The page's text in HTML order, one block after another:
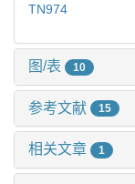
TN974
图/表 10
参考文献 15
相关文章 1